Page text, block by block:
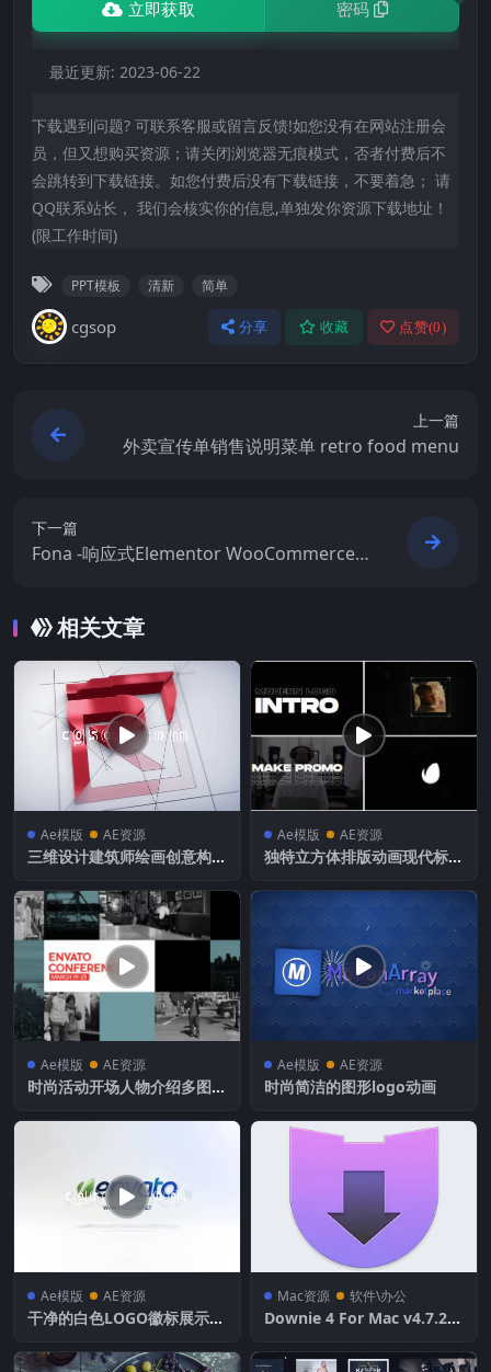
立即获取 密码
最近更新: 2023-06-22
下载遇到问题? 可联系客服或留言反馈!如您没有在网站注册会
员，但又想购买资源；请关闭浏览器无痕模式，否者付费后不
会跳转到下载链接。如您付费后没有下载链接，不要着急； 请
QQ联系站长， 我们会核实你的信息,单独发你资源下载地址！
(限工作时间)
PPT模板 清新 简单
cgsop 分享 收藏 点赞(0)
上一篇
外卖宣传单销售说明菜单 retro food menu
下一篇
Fona -响应式Elementor WooCommerce
相关文章
Ae模版 AE资源
三维设计建筑师绘画创意构建
Ae模版 AE资源
独特立方体排版动画现代标志
Ae模版 AE资源
时尚活动开场人物介绍多图片
Ae模版 AE资源
时尚简洁的图形logo动画
Ae模版 AE资源
干净的白色LOGO徽标展示适
Mac资源 软件\办公
Downie 4 For Mac v4.7.24